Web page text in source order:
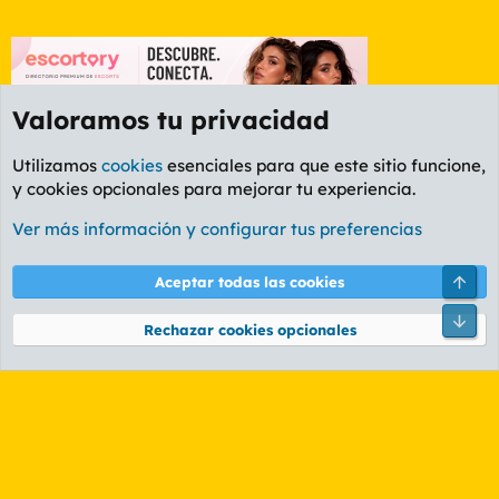
Foro Cine
Cookies
PL OLDSTYLE AMARILLO
Términos y reglas Política de privacidad Ayuda
Community platform by XenForo® © 2010-2026 XenForo Ltd.
Valoramos tu privacidad
Utilizamos cookies esenciales para que este sitio funcione,
y cookies opcionales para mejorar tu experiencia.
Ver más información y configurar tus preferencias
Aceptar todas las cookies
Rechazar cookies opcionales
Pie